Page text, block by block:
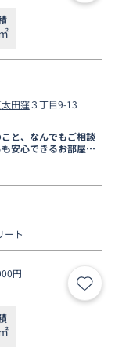
太田窪３丁目9-13
と、なんでもご相談
安心できるお部屋探
ート
円
お気